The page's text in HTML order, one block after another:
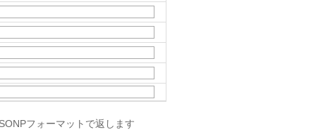
フォーマットで返します